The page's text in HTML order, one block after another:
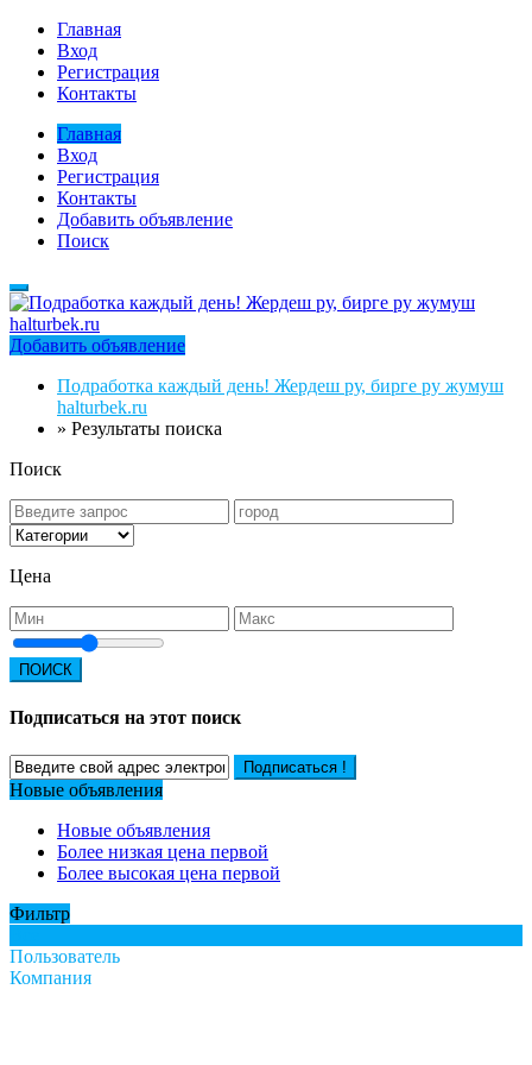
Главная
Вход
Регистрация
Контакты
Главная
Вход
Регистрация
Контакты
Добавить объявление
Поиск
Добавить объявление
Подработка каждый день! Жердеш ру, бирге ру жумуш
halturbek.ru
» Результаты поиска
Поиск
Цена
ПОИСК
Подписаться на этот поиск
Подписаться !
Новые объявления
Новые объявления
Более низкая цена первой
Более высокая цена первой
Фильтр
Пользователь
Компания